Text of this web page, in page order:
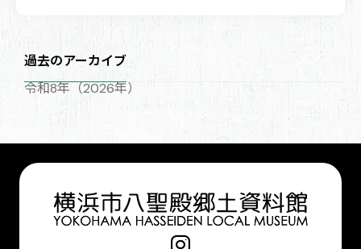
過去のアーカイブ
令和8年（2026年）